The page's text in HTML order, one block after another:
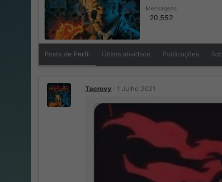
Mensagens
20.552
Posts de Perfil Última atividade Publicações
Tacrovy 1 Julho 2021